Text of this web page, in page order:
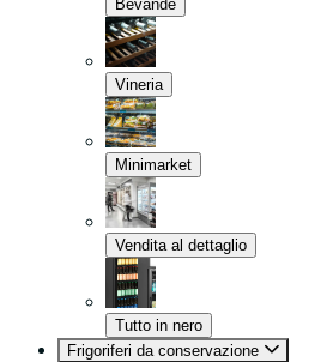
Bevande
Vineria
Minimarket
Vendita al dettaglio
Tutto in nero
Frigoriferi da conservazione